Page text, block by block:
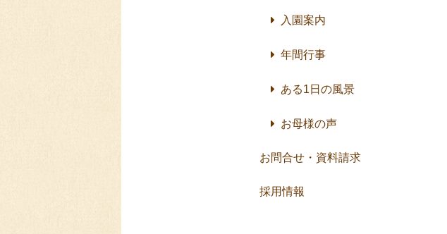
入園案内
年間行事
ある1日の風景
お母様の声
お問合せ・資料請求
採用情報